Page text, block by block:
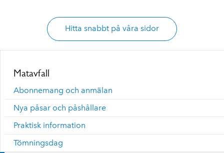
Hitta snabbt på våra sidor
Matavfall
Abonnemang och anmälan
Nya påsar och påshållare
Praktisk information
Tömningsdag